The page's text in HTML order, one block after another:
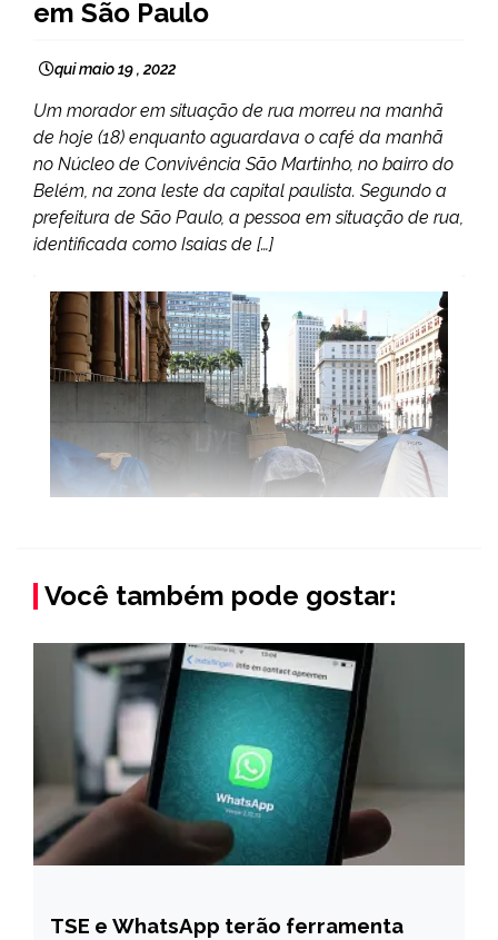
em São Paulo
qui maio 19 , 2022
Um morador em situação de rua morreu na manhã
de hoje (18) enquanto aguardava o café da manhã
no Núcleo de Convivência São Martinho, no bairro do
Belém, na zona leste da capital paulista. Segundo a
prefeitura de São Paulo, a pessoa em situação de rua,
identificada como Isaias de […]
Você também pode gostar:
BRASIL
TSE e WhatsApp terão ferramenta